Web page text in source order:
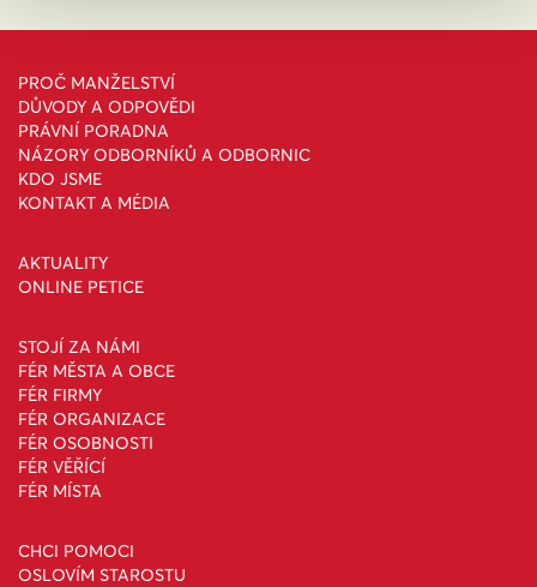
PROČ MANŽELSTVÍ
DŮVODY A ODPOVĚDI
PRÁVNÍ PORADNA
NÁZORY ODBORNÍKŮ A ODBORNIC
KDO JSME
KONTAKT A MÉDIA
AKTUALITY
ONLINE PETICE
STOJÍ ZA NÁMI
FÉR MĚSTA A OBCE
FÉR FIRMY
FÉR ORGANIZACE
FÉR OSOBNOSTI
FÉR VĚŘÍCÍ
FÉR MÍSTA
CHCI POMOCI
OSLOVÍM STAROSTU